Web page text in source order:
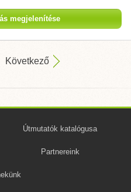
megjelenítése
Következő
Útmutatók katalógusa
Partnereink